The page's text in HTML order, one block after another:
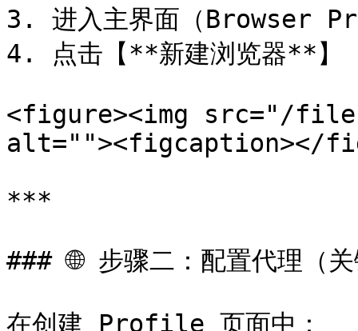
3. 进入主界面（Browser
4. 点击【**新建浏览器**】
<figure><img src="/files/
alt=""><figcaption></
***
### 🌐 步骤二：配置代理（
在创建 Profile 页面中：